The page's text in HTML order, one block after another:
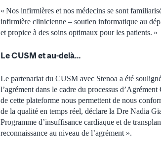
« Nos infirmières et nos médecins se sont
infirmière clinicienne – soutien informatique au
et propice à des soins optimaux pour les patients. »
Le CUSM et au-delà…
Le partenariat du CUSM avec Stenoa a été
l’agrément dans le cadre du processus
de cette plateforme nous permettent de nous
de la qualité en temps réel, déclare la Dre Nadia
Programme d’insuffisance cardiaque et de
reconnaissance au niveau de l’agrément ».